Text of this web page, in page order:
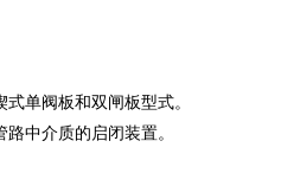
式单阀板和双闸板型式。
路中介质的启闭装置。